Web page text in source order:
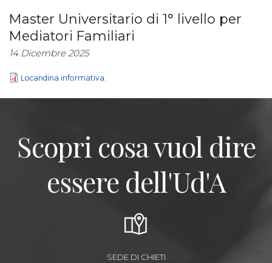
Master Universitario di 1° livello per
Mediatori Familiari
14 Dicembre 2025
Locandina informativa.
Scopri cosa vuol dire
essere dell'Ud'A
SEDE DI CHIETI